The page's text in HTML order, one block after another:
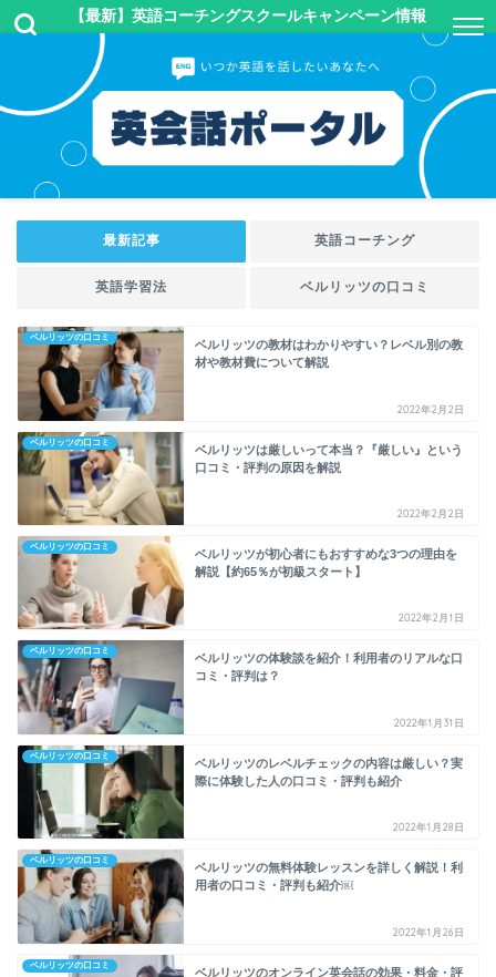
【最新】英語コーチングスクールキャンペーン情報
最新記事 英語コーチング
英語学習法 ベルリッツの口コミ
ベルリッツの口コミ
ベルリッツの教材はわかりやすい？レベル別の教
材や教材費について解説
2022年2月2日
ベルリッツの口コミ
ベルリッツは厳しいって本当？『厳しい』という
口コミ・評判の原因を解説
2022年2月2日
ベルリッツの口コミ
ベルリッツが初心者にもおすすめな3つの理由を
解説【約65％が初級スタート】
2022年2月1日
ベルリッツの口コミ
ベルリッツの体験談を紹介！利用者のリアルな口
コミ・評判は？
2022年1月31日
ベルリッツの口コミ
ベルリッツのレベルチェックの内容は厳しい？実
際に体験した人の口コミ・評判も紹介
2022年1月28日
ベルリッツの口コミ
ベルリッツの無料体験レッスンを詳しく解説！利
用者の口コミ・評判も紹介￼
2022年1月26日
ベルリッツの口コミ
ベルリッツのオンライン英会話の効果・料金・評